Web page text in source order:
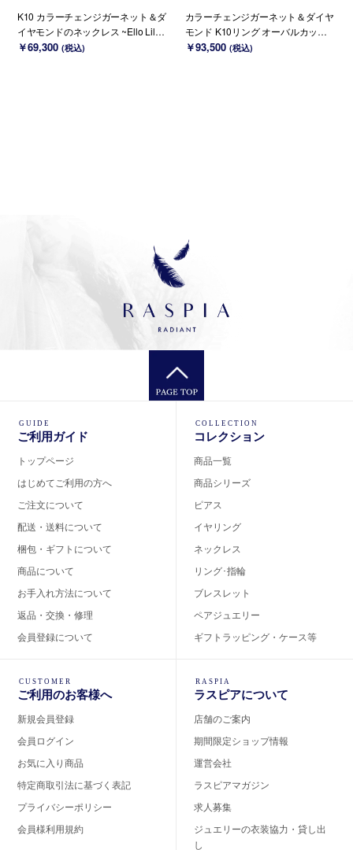
K10 カラーチェンジガーネット＆ダ
イヤモンドのネックレス ~Ello Lilas
~ 1月誕生石(K18 変更可能)
￥69,300 (税込)
カラーチェンジガーネット＆ダイヤ
モンド K10リング オーバルカット ~
Ello Ulmia~ 1月誕生石(K18/PT変更
￥93,500 (税込)
GUIDE
ご利用ガイド
トップページ
はじめてご利用の方へ
ご注文について
配送・送料について
梱包・ギフトについて
商品について
お手入れ方法について
返品・交換・修理
会員登録について
COLLECTION
コレクション
商品一覧
商品シリーズ
ピアス
イヤリング
ネックレス
リング･指輪
ブレスレット
ペアジュエリー
ギフトラッピング・ケース等
CUSTOMER
ご利用のお客様へ
新規会員登録
会員ログイン
お気に入り商品
特定商取引法に基づく表記
プライバシーポリシー
会員様利用規約
RASPIA
ラスピアについて
店舗のご案内
期間限定ショップ情報
運営会社
ラスピアマガジン
求人募集
ジュエリーの衣装協力・貸し出
し